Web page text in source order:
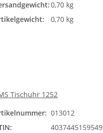
0,70 kg
0,70 kg
Tischuhr 1252
013012
4037445159549